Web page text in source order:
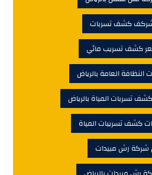
كشف تسربات
كشف تسريب مائي
العامة بالرياض
تسربات المياة بالرياض
كشف تسريبات المياة
شركة رش مبيدات